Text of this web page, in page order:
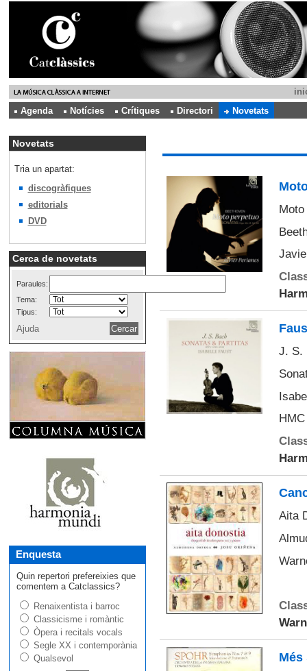
Agenda
Notícies Crítiques Directori Novetats
Novetats
Tria un apartat:
discogràfiques
editorials
DVD
Cerca de novetats
Paraules:
Tema:
Tipus:
Ajuda
Enquesta
Quin repertori prefereixies que
comentem a Catclassics?
Renaixentista i barroc
Classicisme i romàntic
Òpera i recitals vocals
Segle XX i contemporània
Qualsevol
J. S.
Aita